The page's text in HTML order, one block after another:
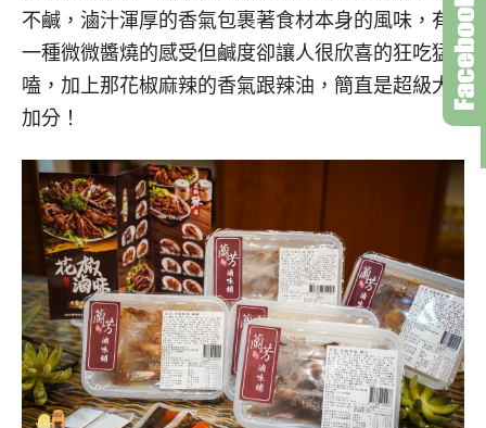
不鹹，滷汁渾厚的香氣包裹著食材本身的風味，有
一種微微醬燒的感受但鹹度卻讓人很欣喜的狂吃猛
嗑，加上那花椒麻辣的香氣跟辣油，簡直是超級大
加分！